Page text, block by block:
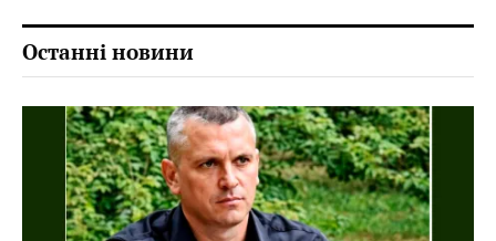
Останні новини